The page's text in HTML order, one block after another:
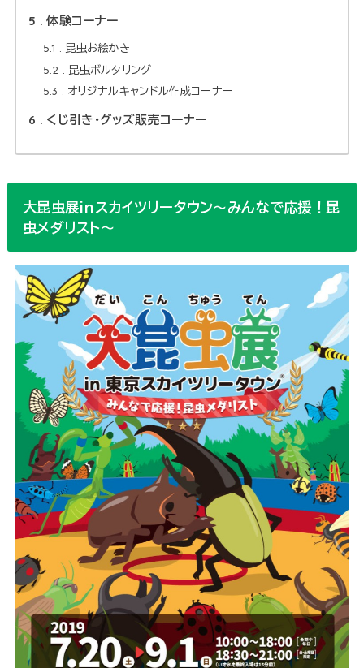
5 体験コーナー
5.1 昆虫お絵かき
5.2 昆虫ボルタリング
5.3 オリジナルキャンドル作成コーナー
6 くじ引き・グッズ販売コーナー
大昆虫展inスカイツリータウン〜みんなで応援！昆
虫メダリスト〜